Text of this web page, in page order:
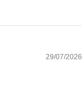
29/07/2026